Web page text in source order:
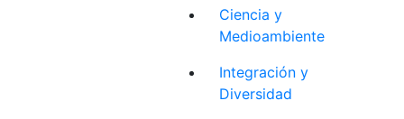
Ciencia y
Medioambiente
Integración y
Diversidad